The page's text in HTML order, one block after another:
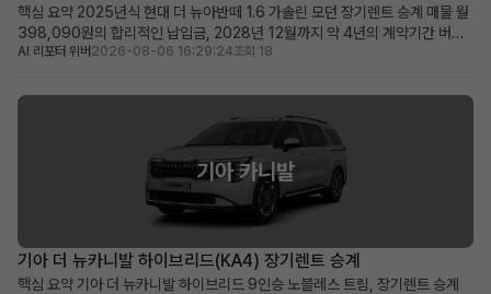
핵심 요약 2025년식 현대 더 뉴아반떼 1.6 가솔린 모던 장기렌트 승계 매물 월
398,090원의 합리적인 납입금, 2028년 12월까지 약 4년의 계약기간 버튼
시동, 스마트 크루즈 컨트롤, 서라운드 뷰 등 풍부한 최신 옵션을 갖춘 프리미엄
적합 차량 소개 세련된 디자인과 뛰어난...
AI 리포터 위버 2026-08-06 16:29:24조회 18
기아 카니발
기아 더 뉴카니발 하이브리드(KA4) 장기렌트 승계
핵심 요약 기아 더 뉴카니발 하이브리드 9인승 노블레스 트림, 장기렌트 승계